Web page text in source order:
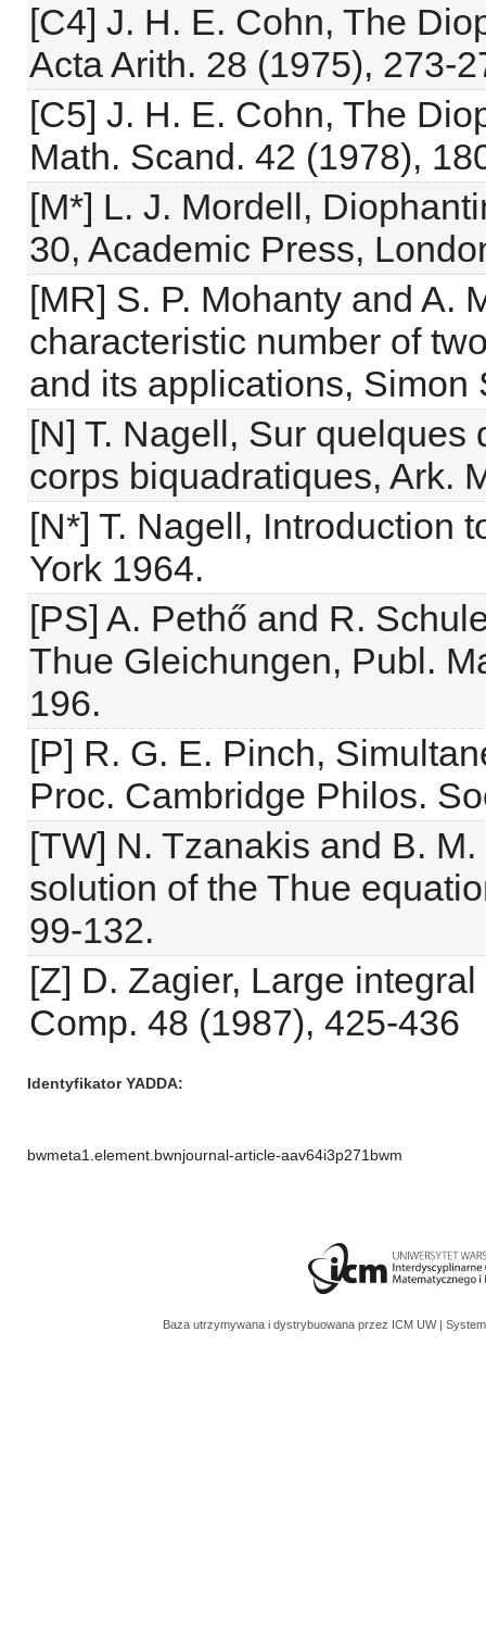
[C4] J. H. E. Cohn, The
Acta Arith. 28 (1975), 273-
[C5] J. H. E. Cohn, The
Math. Scand. 42 (1978),
[M*] L. J. Mordell,
30, Academic Press,
[MR] S. P. Mohanty and A.
characteristic number of
and its applications, Simon
[N] T. Nagell, Sur
corps biquadratiques, Ark.
[N*] T. Nagell, Introduction
York 1964.
[PS] A. Pethő and R.
Thue Gleichungen, Publ.
196.
[P] R. G. E. Pinch,
Proc. Cambridge Philos.
[TW] N. Tzanakis and B.
solution of the Thue
99-132.
[Z] D. Zagier, Large
Comp. 48 (1987), 425-436
Identyfikator YADDA
bwmeta1.element.bwnjournal-article-aav64i3p271bwm
Baza utrzymywana i dystrybuowana przez ICM UW |